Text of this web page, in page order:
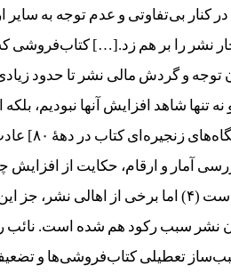
کنار بی‌تفاوتی و عدم توجه به سایر
نشر را بر هم زد.[…] کتاب‌فروشی
توجه و گردش مالی نشر تا حدود
تنها شاهد افزایش آنها نبودیم،
بین‌المللی
را تضعیف کرد.» (۳) بررسی آمار و ارقام،
در نگاه اول بیانگر رونق صنعت نشر است (۴) اما
نشر سبب رکود هم شده است. نائب
سبب‌ساز تعطیلی کتاب‌فروشی‌ها و